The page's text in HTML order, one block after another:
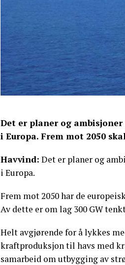
Det er planer og
i Europa. Frem mot 2050
Havvind: Det er planer og
i Europa.
Frem mot 2050 har de
Av dette er om lag 300 GW
Helt avgjørende for å lykkes
kraftproduksjon til havs med
samarbeid om utbygging av